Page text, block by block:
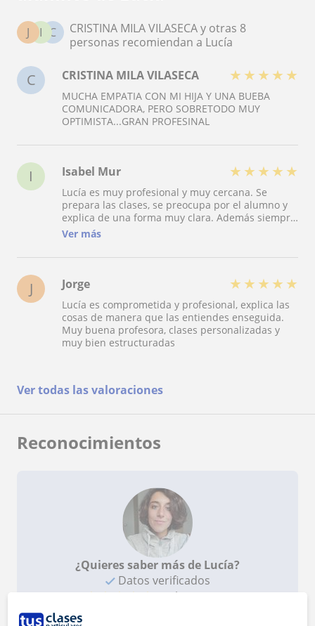
C
I
J
CRISTINA MILA VILASECA y otras 8
personas recomiendan a Lucía
C CRISTINA MILA VILASECA ★ ★ ★ ★ ★
MUCHA EMPATIA CON MI HIJA Y UNA BUEBA
COMUNICADORA, PERO SOBRETODO MUY
OPTIMISTA...GRAN PROFESINAL
I Isabel Mur ★ ★ ★ ★ ★
Lucía es muy profesional y muy cercana. Se
prepara las clases, se preocupa por el alumno y
explica de una forma muy clara. Además siempre
está disponible por teléfono o por email si tienen
clases.
Ver más
J Jorge ★ ★ ★ ★ ★
Lucía es comprometida y profesional, explica las
cosas de manera que las entiendes enseguida.
Muy buena profesora, clases personalizadas y
muy bien estructuradas
Ver todas las valoraciones
Reconocimientos
¿Quieres saber más de Lucía?
Datos verificados
★★★★★9 valoraciones